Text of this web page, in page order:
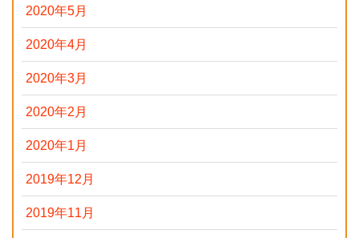
2020年5月
2020年4月
2020年3月
2020年2月
2020年1月
2019年12月
2019年11月